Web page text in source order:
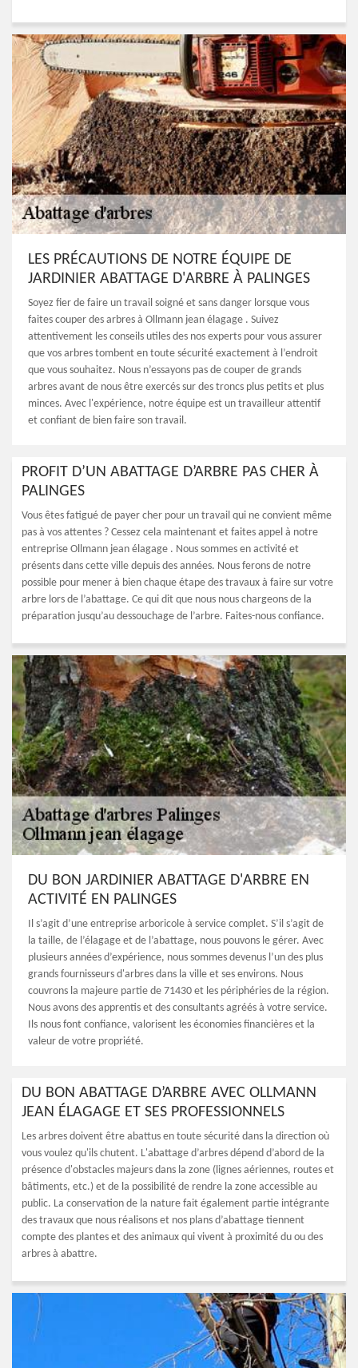
LES PRÉCAUTIONS DE NOTRE ÉQUIPE DE
JARDINIER ABATTAGE D'ARBRE À PALINGES
Soyez fier de faire un travail soigné et sans danger lorsque vous
faites couper des arbres à Ollmann jean élagage . Suivez
attentivement les conseils utiles des nos experts pour vous assurer
que vos arbres tombent en toute sécurité exactement à l’endroit
que vous souhaitez. Nous n’essayons pas de couper de grands
arbres avant de nous être exercés sur des troncs plus petits et plus
minces. Avec l'expérience, notre équipe est un travailleur attentif
et confiant de bien faire son travail.
PROFIT D’UN ABATTAGE D’ARBRE PAS CHER À
PALINGES
Vous êtes fatigué de payer cher pour un travail qui ne convient même
pas à vos attentes ? Cessez cela maintenant et faites appel à notre
entreprise Ollmann jean élagage . Nous sommes en activité et
présents dans cette ville depuis des années. Nous ferons de notre
possible pour mener à bien chaque étape des travaux à faire sur votre
arbre lors de l’abattage. Ce qui dit que nous nous chargeons de la
préparation jusqu’au dessouchage de l’arbre. Faites-nous confiance.
DU BON JARDINIER ABATTAGE D'ARBRE EN
ACTIVITÉ EN PALINGES
Il s’agit d’une entreprise arboricole à service complet. S’il s’agit de
la taille, de l’élagage et de l’abattage, nous pouvons le gérer. Avec
plusieurs années d’expérience, nous sommes devenus l’un des plus
grands fournisseurs d'arbres dans la ville et ses environs. Nous
couvrons la majeure partie de 71430 et les périphéries de la région.
Nous avons des apprentis et des consultants agréés à votre service.
Ils nous font confiance, valorisent les économies financières et la
valeur de votre propriété.
DU BON ABATTAGE D’ARBRE AVEC OLLMANN
JEAN ÉLAGAGE ET SES PROFESSIONNELS
Les arbres doivent être abattus en toute sécurité dans la direction où
vous voulez qu'ils chutent. L'abattage d’arbres dépend d’abord de la
présence d'obstacles majeurs dans la zone (lignes aériennes, routes et
bâtiments, etc.) et de la possibilité de rendre la zone accessible au
public. La conservation de la nature fait également partie intégrante
des travaux que nous réalisons et nos plans d’abattage tiennent
compte des plantes et des animaux qui vivent à proximité du ou des
arbres à abattre.